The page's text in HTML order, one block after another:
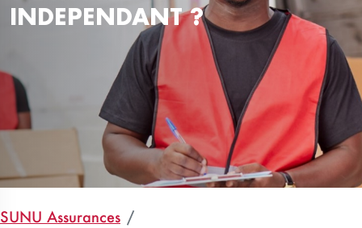
INDEPENDANT ?
SUNU Assurances